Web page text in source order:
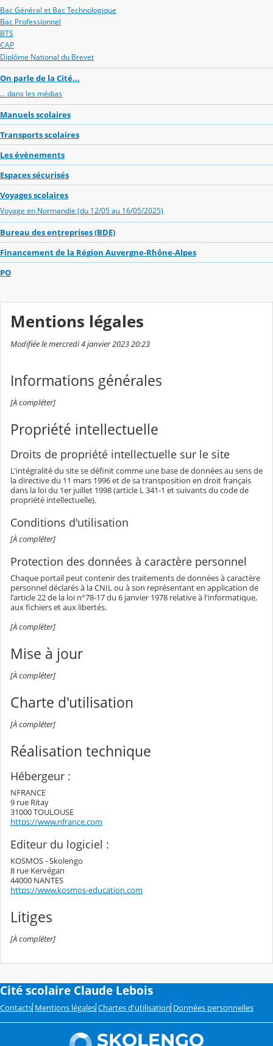
Bac Général et Bac Technologique
Bac Professionnel
BTS
CAP
Diplôme National du Brevet
On parle de la Cité...
... dans les médias
Manuels scolaires
Transports scolaires
Les événements
Espaces sécurisés
Voyages scolaires
Voyage en Normandie (du 12/05 au 16/05/2025)
Bureau des entreprises (BDE)
Financement de la Région Auvergne-Rhône-Alpes
PO
Mentions légales
Modifiée le mercredi 4 janvier 2023 20:23
Informations générales
[À compléter]
Propriété intellectuelle
Droits de propriété intellectuelle sur le site
L'intégralité du site se définit comme une base de données au sens de
la directive du 11 mars 1996 et de sa transposition en droit français
dans la loi du 1er juillet 1998 (article L 341-1 et suivants du code de
propriété intellectuelle).
Conditions d'utilisation
[À compléter]
Protection des données à caractère personnel
Chaque portail peut contenir des traitements de données à caractère
personnel déclarés à la CNIL ou à son représentant en application de
l'article 22 de la loi n°78-17 du 6 janvier 1978 relative à l'informatique,
aux fichiers et aux libertés.
[À compléter]
Mise à jour
[À compléter]
Charte d'utilisation
[À compléter]
Réalisation technique
Hébergeur :
NFRANCE
9 rue Ritay
31000 TOULOUSE
https://www.nfrance.com
Editeur du logiciel :
KOSMOS - Skolengo
8 rue Kervégan
44000 NANTES
https://www.kosmos-education.com
Litiges
[À compléter]
Cité scolaire Claude Lebois
Contacts Mentions légales Chartes d'utilisation Données personnelles